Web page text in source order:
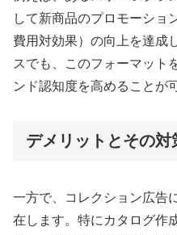
して新商品のプロモーショ
費用対効果）の向上を達成
スでも、このフォーマット
ンド認知度を高めることが
デメリットとその対
一方で、コレクション広告
在します。特にカタログ作